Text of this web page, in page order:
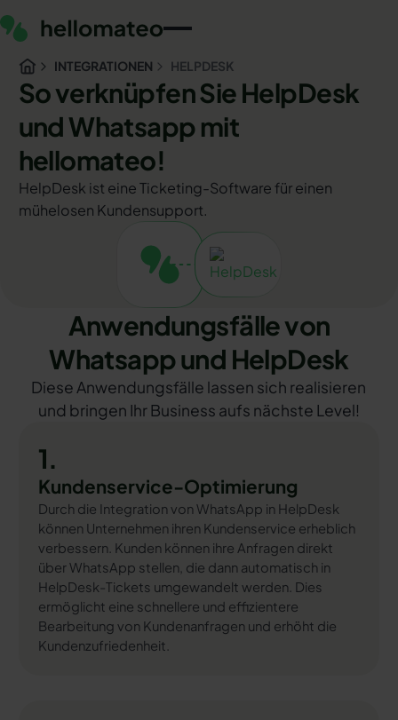
INTEGRATIONEN HELPDESK
So verknüpfen Sie HelpDesk
und Whatsapp mit
hellomateo!
HelpDesk ist eine Ticketing-Software für einen
mühelosen Kundensupport.
Anwendungsfälle von
Whatsapp und HelpDesk
Diese Anwendungsfälle lassen sich realisieren
und bringen Ihr Business aufs nächste Level!
1.
Kundenservice-Optimierung
Durch die Integration von WhatsApp in HelpDesk
können Unternehmen ihren Kundenservice erheblich
verbessern. Kunden können ihre Anfragen direkt
über WhatsApp stellen, die dann automatisch in
HelpDesk-Tickets umgewandelt werden. Dies
ermöglicht eine schnellere und effizientere
Bearbeitung von Kundenanfragen und erhöht die
Kundenzufriedenheit.